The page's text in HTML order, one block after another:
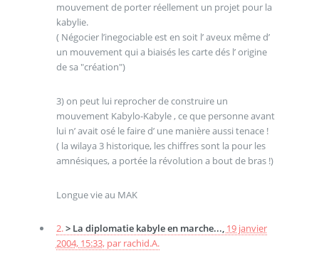
mouvement de porter réellement un projet pour la
kabylie.
( Négocier l’inegociable est en soit l’ aveux même d’
un mouvement qui a biaisés les carte dés l’ origine
de sa "création")
3) on peut lui reprocher de construire un
mouvement Kabylo-Kabyle , ce que personne avant
lui n’ avait osé le faire d’ une manière aussi tenace !
( la wilaya 3 historique, les chiffres sont la pour les
amnésiques, a portée la révolution a bout de bras !)
Longue vie au MAK
2.> La diplomatie kabyle en marche..., 19 janvier
2004, 15:33, par rachid.A.